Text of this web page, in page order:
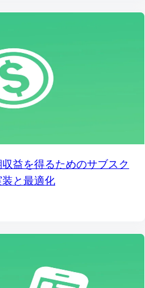
益を得るためのサブスク
と最適化